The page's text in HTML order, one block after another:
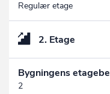
Regulær etage
2. Etage
Bygningens
2